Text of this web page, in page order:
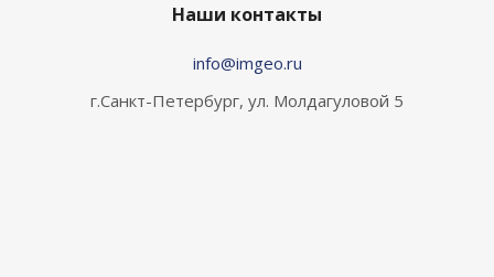
Наши контакты
info@imgeo.ru
г.Санкт-Петербург, ул. Молдагуловой 5